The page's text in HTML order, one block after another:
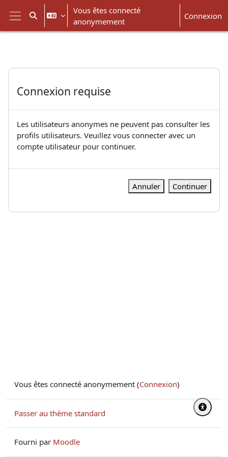
Passer au contenu principal
Panneau latéral
Activer/désactiver la saisie de recherche
Vous êtes connecté
anonymement
Connexion
Connexion requise
Les utilisateurs anonymes ne peuvent pas consulter les
profils utilisateurs. Veuillez vous connecter avec un
compte utilisateur pour continuer.
Annuler Continuer
Vous êtes connecté anonymement (Connexion)
Passer au thème standard
Fourni par Moodle